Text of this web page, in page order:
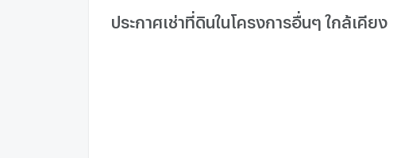
ประกาศเช่าที่ดินในโครงการอื่นๆ ใกล้เคียง